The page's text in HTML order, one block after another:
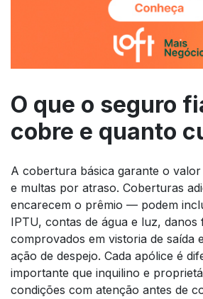
O que o seguro
cobre e quanto
A cobertura básica garante o
e multas por atraso. Coberturas
encarecem o prêmio — podem
IPTU, contas de água e luz, danos
comprovados em vistoria de saída
ação de despejo. Cada apólice é
importante que inquilino e
condições com atenção antes de